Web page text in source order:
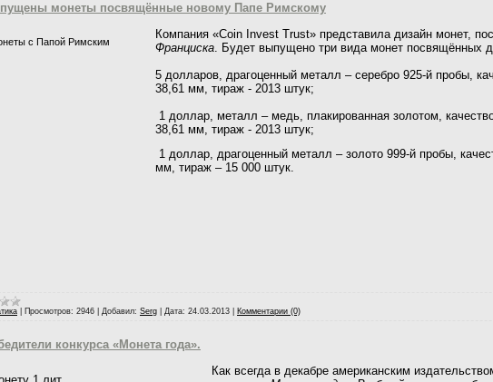
монеты посвящённые новому Папе Римскому
Компания «Coin Invest Trust» представила дизайн монет,
Франциска. Будет выпущено три вида монет посвящённых
5 долларов, драгоценный металл – серебро 925-й пробы,
38,61 мм, тираж - 2013 штук;
1 доллар, металл – медь, плакированная золотом,
38,61 мм, тираж - 2013 штук;
1 доллар, драгоценный металл – золото 999-й пробы,
мм, тираж – 15 000 штук.
Просмотров: 2946 Добавил: Serg Дата: 24.03.2013 Комментарии (0)
конкурса «Монета года».
Как всегда в декабре американским